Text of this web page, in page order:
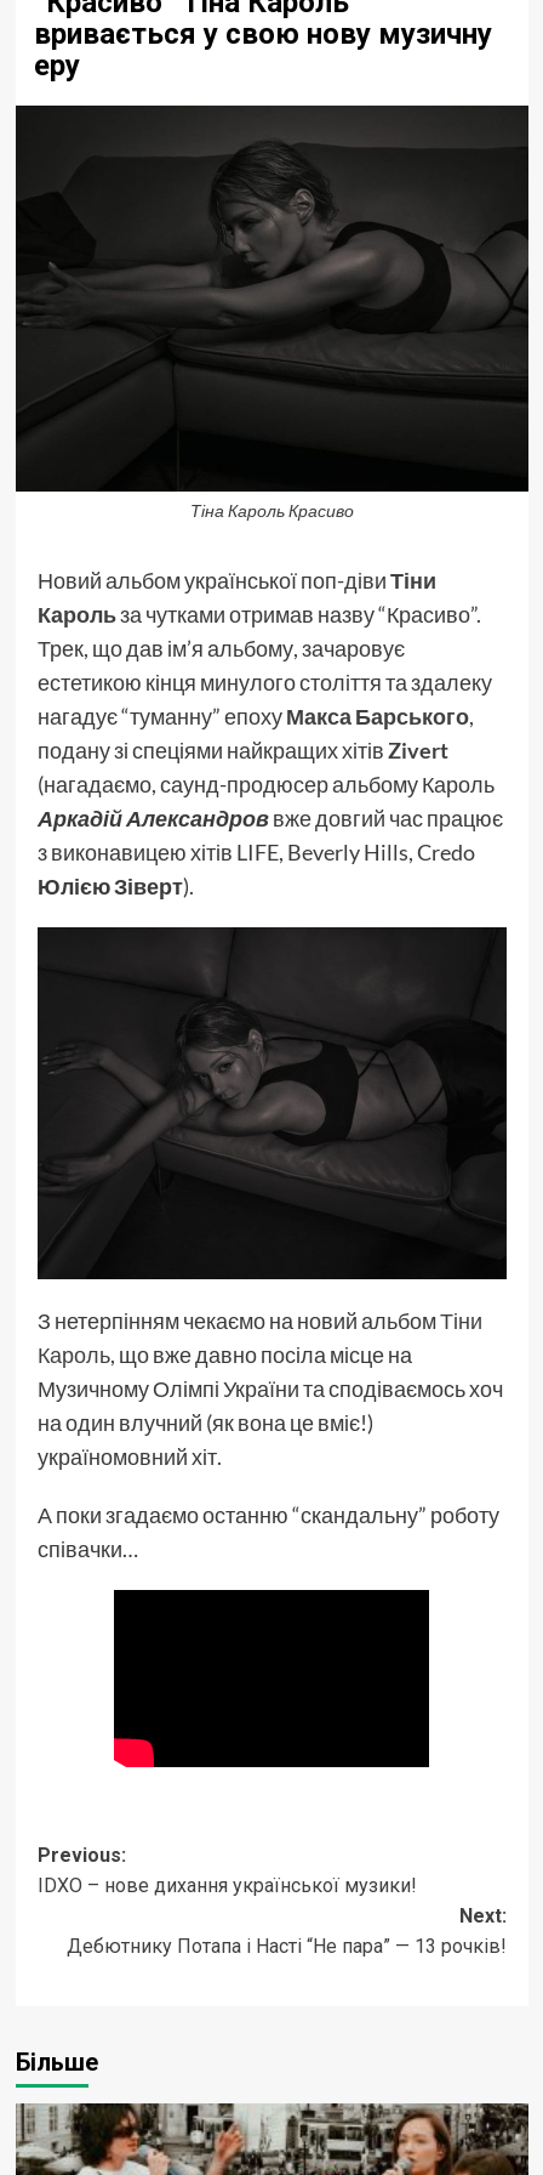
вривається у свою нову музичну
еру
Тіна Кароль Красиво
Новий альбом української поп-дівиТіни
Карольза чутками отримав назву “Красиво”.
Трек, що дав ім’я альбому, зачаровує
естетикою кінця минулого століття та здалеку
нагадує “туманну” епохуМакса Барського,
подану зі спеціями найкращих хітівZivert
(нагадаємо, саунд-продюсер альбому Кароль
Аркадій Александроввже довгий час працює
з виконавицею хітів LIFE, Beverly Hills, Credo
Юлією Зіверт).
З нетерпінням чекаємо на новий альбомТіни
Кароль, що вже давно посіла місце на
Музичному Олімпі України та сподіваємось хоч
на один влучний (як вона це вміє!)
україномовний хіт.
А поки згадаємо останню “скандальну” роботу
співачки…
Post
navigation
Previous:
IDXO – нове дихання української музики!
Next:
Дебютнику Потапа і Насті “Не пара” — 13 рочків!
Більше